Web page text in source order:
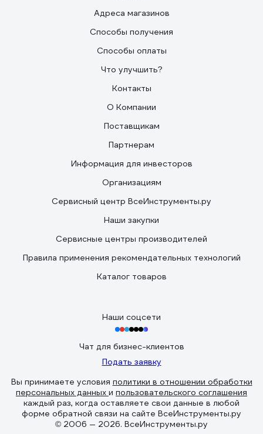
Адреса магазинов
Способы получения
Способы оплаты
Что улучшить?
Контакты
О Компании
Поставщикам
Партнерам
Информация для инвесторов
Организациям
Сервисный центр ВсеИнструменты.ру
Наши закупки
Сервисные центры производителей
Правила применения рекомендательных технологий
Каталог товаров
Наши соцсети
Чат для бизнес-клиентов
Подать заявку
Вы принимаете условия политики в отношении обработки
персональных данных и пользовательского соглашения
каждый раз, когда оставляете свои данные в любой
форме обратной связи на сайте ВсеИнструменты.ру
© 2006 — 2026. ВсеИнструменты.ру